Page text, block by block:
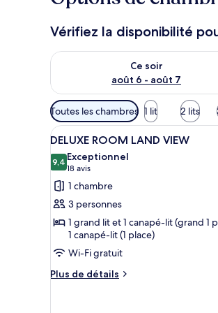
Vérifiez la disponibilité
Ce soir
août 6 - août 7
Vérifier la disponibilité pour ce
Filtres
disponibles
pour
les
chambres
Toutes les chambres 1 lit 2 lits
Afficher
toutes
les
photos
pour
ce
type
de
chambre :
DELUXE
Une
4
DELUXE ROOM LAND VIEW
9,49,4 sur 10
Exceptionnel
18 avis
(18 avis)
1 chambre
3 personnes
1 grand lit et 1 canapé-lit (grand 1
1 canapé-lit (1 place)
Wi-Fi gratuit
Plus de détails
Plus